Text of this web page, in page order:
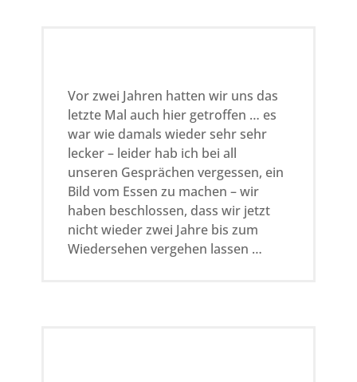
Vor zwei Jahren hatten wir uns das
letzte Mal auch hier getroffen … es
war wie damals wieder sehr sehr
lecker – leider hab ich bei all
unseren Gesprächen vergessen, ein
Bild vom Essen zu machen – wir
haben beschlossen, dass wir jetzt
nicht wieder zwei Jahre bis zum
Wiedersehen vergehen lassen …